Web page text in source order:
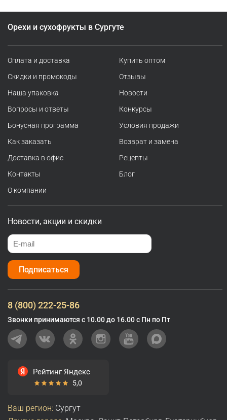
Орехи и сухофрукты в Сургуте
Оплата и доставка
Скидки и промокоды
Наша упаковка
Вопросы и ответы
Бонусная программа
Как заказать
Доставка в офис
Контакты
О компании
Купить оптом
Отзывы
Новости
Конкурсы
Условия продажи
Возврат и замена
Рецепты
Блог
Новости, акции и скидки
Подписаться
8 (800) 222-25-86
Звонки принимаются с 10.00 до 16.00 с Пн по Пт
Рейтинг Яндекс
5,0
Ваш регион: Сургут